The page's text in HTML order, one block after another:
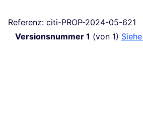
Referenz: citi-PROP-2024-05-621
Versionsnummer 1 (von 1)